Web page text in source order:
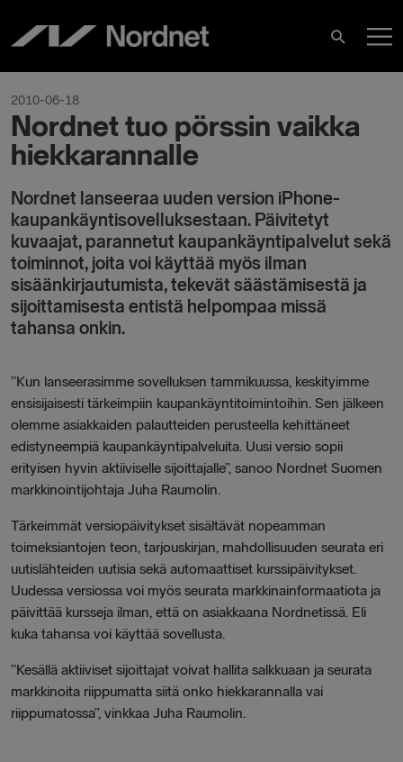
content
Search
2010-06-18
Nordnet tuo pörssin vaikka
hiekkarannalle
Nordnet lanseeraa uuden version iPhone-
kaupankäyntisovelluksestaan. Päivitetyt
kuvaajat, parannetut kaupankäyntipalvelut sekä
toiminnot, joita voi käyttää myös ilman
sisäänkirjautumista, tekevät säästämisestä ja
sijoittamisesta entistä helpompaa missä
tahansa onkin.
”Kun lanseerasimme sovelluksen tammikuussa, keskityimme
ensisijaisesti tärkeimpiin kaupankäyntitoimintoihin. Sen jälkeen
olemme asiakkaiden palautteiden perusteella kehittäneet
edistyneempiä kaupankäyntipalveluita. Uusi versio sopii
erityisen hyvin aktiiviselle sijoittajalle”, sanoo Nordnet Suomen
markkinointijohtaja Juha Raumolin.
Tärkeimmät versiopäivitykset sisältävät nopeamman
toimeksiantojen teon, tarjouskirjan, mahdollisuuden seurata eri
uutislähteiden uutisia sekä automaattiset kurssipäivitykset.
Uudessa versiossa voi myös seurata markkinainformaatiota ja
päivittää kursseja ilman, että on asiakkaana Nordnetissä. Eli
kuka tahansa voi käyttää sovellusta.
”Kesällä aktiiviset sijoittajat voivat hallita salkkuaan ja seurata
markkinoita riippumatta siitä onko hiekkarannalla vai
riippumatossa”, vinkkaa Juha Raumolin.